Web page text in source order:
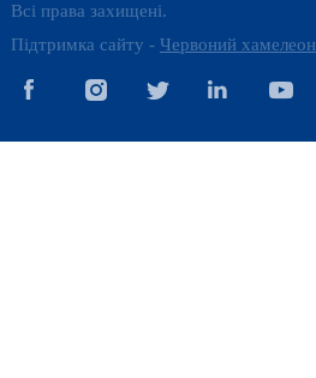
Всі права захищені.
Підтримка сайту - Червоний хамелеон